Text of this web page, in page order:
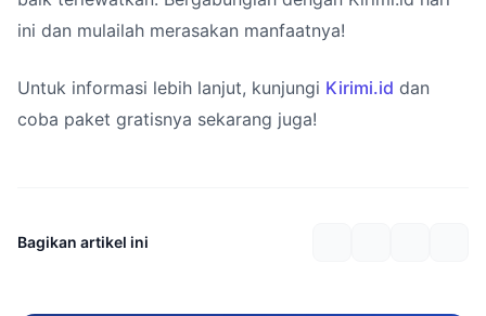
ini dan mulailah merasakan manfaatnya!
Untuk informasi lebih lanjut, kunjungi Kirimi.id dan
coba paket gratisnya sekarang juga!
Bagikan artikel ini